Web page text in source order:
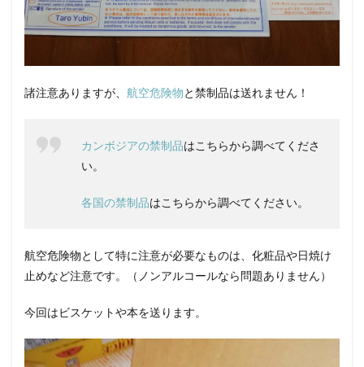
日
追記
諸注意ありますが、 航空危険物と禁制品は送れません！
カンボジアの禁制品はこちらから調べてくださ
い。
各国の禁制品はこちらから調べてください。
航空危険物として特に注意が必要なものは、化粧品や日焼け
止めなど注意です。（ノンアルコールなら問題ありません）
今回はビスケットや本を送ります。